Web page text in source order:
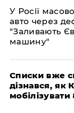
У Росії
авто через
"Заливають
машину"
Списки вже
дізнався, як